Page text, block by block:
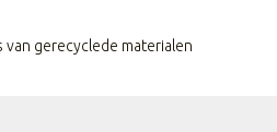
gerecyclede materialen